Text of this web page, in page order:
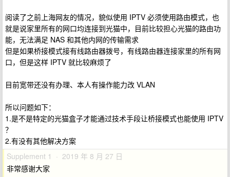
阅读了之前上海网友的情况，貌似使用 IPTV 必须使用路由模式，也
就是说家里所有的网口均连接到光猫中，目前比较担心光猫的路由功
能，无法满足 NAS 和其他内网的传输需求
但是如果桥接模式接有线路由器拨号，有线路由器连接家里的所有网
口，但是这样 IPTV 就比较麻烦了
目前宽带还没有办理、本人有操作能力改 VLAN
所以问题如下：
1.是不是特定的光猫盒子才能通过技术手段让桥接模式也能使用 IPTV
？
2.有没有其他解决方案
Supplement 1 · 2019 年 8 月 27 日
非常感谢大家